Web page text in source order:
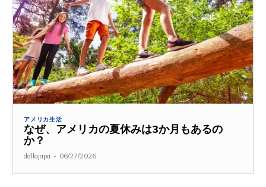
アメリカ生活
なぜ、アメリカの夏休みは3か月もあるの
か？
dallajapa - 06/27/2026